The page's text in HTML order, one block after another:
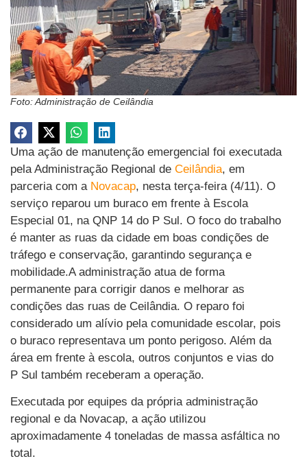
Foto: Administração de Ceilândia
Uma ação de manutenção emergencial foi executada
pela Administração Regional de Ceilândia, em
parceria com a Novacap, nesta terça-feira (4/11). O
serviço reparou um buraco em frente à Escola
Especial 01, na QNP 14 do P Sul. O foco do trabalho
é manter as ruas da cidade em boas condições de
tráfego e conservação, garantindo segurança e
mobilidade.A administração atua de forma
permanente para corrigir danos e melhorar as
condições das ruas de Ceilândia. O reparo foi
considerado um alívio pela comunidade escolar, pois
o buraco representava um ponto perigoso. Além da
área em frente à escola, outros conjuntos e vias do
P Sul também receberam a operação.
Executada por equipes da própria administração
regional e da Novacap, a ação utilizou
aproximadamente 4 toneladas de massa asfáltica no
total.